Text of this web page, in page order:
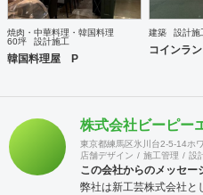
築工事・飲食、インドア
焼肉・中華料理・韓国料理
60坪
設計施工
韓国料理屋 P
建築 設計施
コインラ
株式会社ビーピー
東京都練馬区氷川台2-5-14ホ
店舗デザイン
施工管理 設
この会社からのメッセー
弊社は新工芸株式会社と